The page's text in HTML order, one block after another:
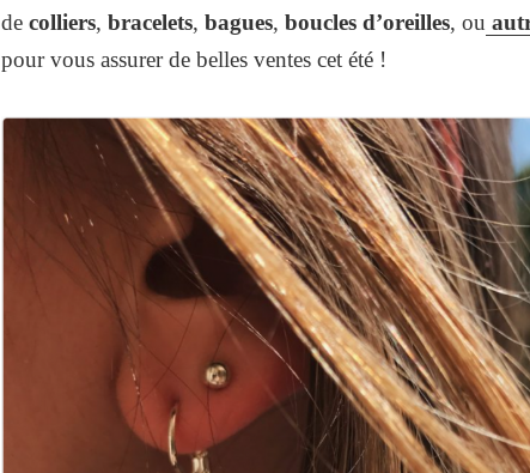
decolliers,bracelets,bagues,boucles d’oreilles, ou
pour vous assurer de belles ventes cet été !